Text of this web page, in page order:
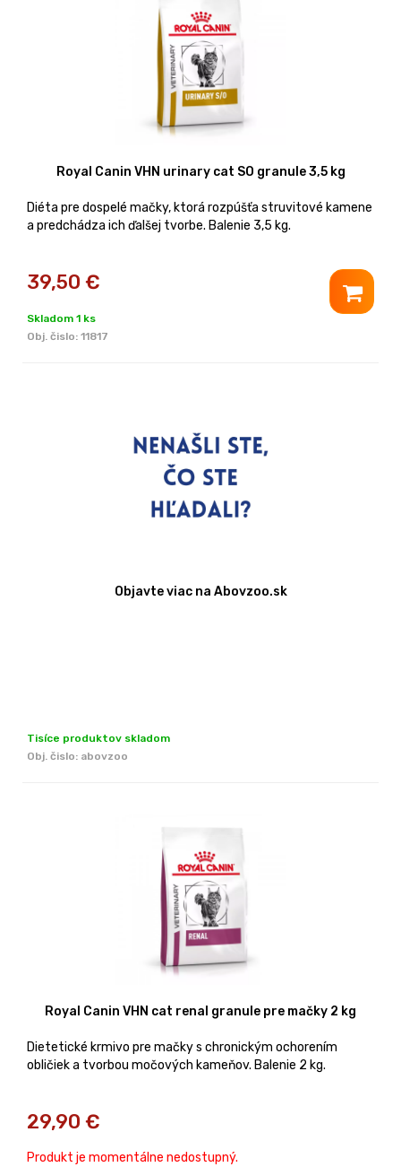
Royal Canin VHN urinary cat SO granule 3,5 kg
Diéta pre dospelé mačky, ktorá rozpúšťa struvitové kamene
a predchádza ich ďalšej tvorbe. Balenie 3,5 kg.
39,50 €
Skladom 1 ks
Obj. čislo: 11817
Objavte viac na Abovzoo.sk
Tisíce produktov skladom
Obj. čislo: abovzoo
Royal Canin VHN cat renal granule pre mačky 2 kg
Dietetické krmivo pre mačky s chronickým ochorením
obličiek a tvorbou močových kameňov. Balenie 2 kg.
29,90 €
Produkt je momentálne nedostupný.